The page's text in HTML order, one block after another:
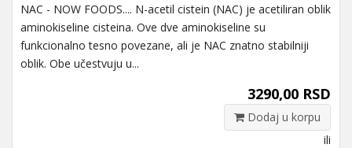
NAC - NOW FOODS.... N-acetil cistein (NAC) je acetiliran oblik
aminokiseline cisteina. Ove dve aminokiseline su
funkcionalno tesno povezane, ali je NAC znatno stabilniji
oblik. Obe učestvuju u...
3290,00 RSD
Dodaj u korpu
ili